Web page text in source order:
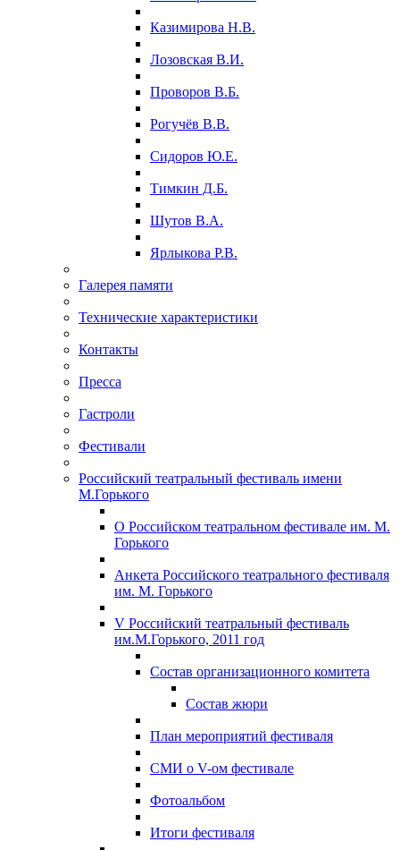
Казимирова Н.В.
Лозовская В.И.
Проворов В.Б.
Рогучёв В.В.
Сидоров Ю.Е.
Тимкин Д.Б.
Шутов В.А.
Ярлыкова Р.В.
Галерея памяти
Технические характеристики
Контакты
Пресса
Гастроли
Фестивали
Российский театральный фестиваль имени
М.Горького
О Российском театральном фестивале им. М.
Горького
Анкета Российского театрального фестиваля
им. М. Горького
V Российский театральный фестиваль
им.М.Горького, 2011 год
Состав организационного комитета
Состав жюри
План мероприятий фестиваля
СМИ о V-ом фестивале
Фотоальбом
Итоги фестиваля